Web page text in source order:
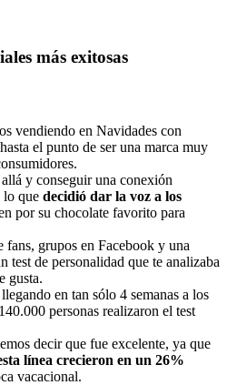
más exitosas
vendiendo en Navidades con
el punto de ser una marca muy
y conseguir una conexión
lo que decidió dar la voz a los
por su chocolate favorito para
fans, grupos en Facebook y una
test de personalidad que te analizaba
gusta.
en tan sólo 4 semanas a los
personas realizaron el test
decir que fue excelente, ya que
línea crecieron en un 26%
vacacional.